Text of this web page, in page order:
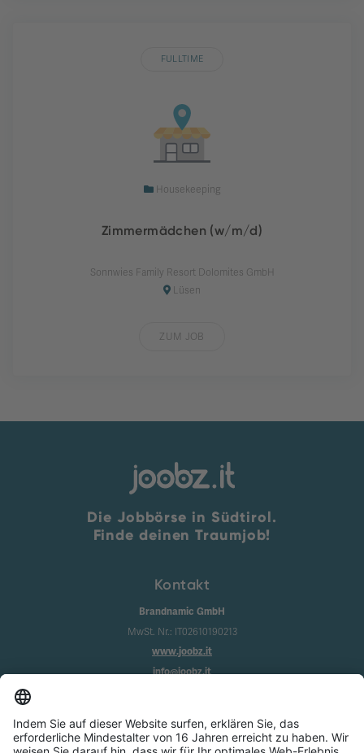
FULLTIME
Housekeeping
Zimmermädchen (w/m/d)
Sonnwies Family Resort Dolomites GmbH
Lüsen
ZUM JOB
Die Jobbörse in Südtirol.
Finde deinen Traumjob!
Kontakt
Brandnamic GmbH
MwSt. Nr.: IT02610190213
www.joobz.it
info@joobz.it
Impressum